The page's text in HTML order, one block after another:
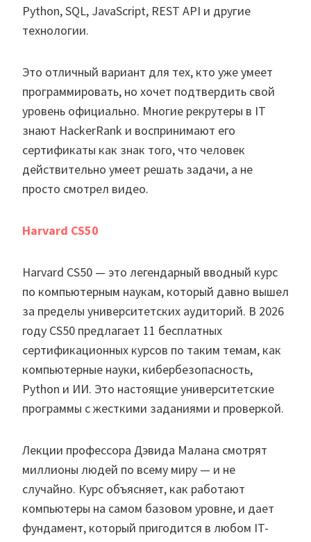
Python, SQL, JavaScript, REST API и другие
технологии.
Это отличный вариант для тех, кто уже умеет
программировать, но хочет подтвердить свой
уровень официально. Многие рекрутеры в IT
знают HackerRank и воспринимают его
сертификаты как знак того, что человек
действительно умеет решать задачи, а не
просто смотрел видео.
Harvard CS50
Harvard CS50 — это легендарный вводный курс
по компьютерным наукам, который давно вышел
за пределы университетских аудиторий. В 2026
году CS50 предлагает 11 бесплатных
сертификационных курсов по таким темам, как
компьютерные науки, кибербезопасность,
Python и ИИ. Это настоящие университетские
программы с жесткими заданиями и проверкой.
Лекции профессора Дэвида Малана смотрят
миллионы людей по всему миру — и не
случайно. Курс объясняет, как работают
компьютеры на самом базовом уровне, и дает
фундамент, который пригодится в любом IT-